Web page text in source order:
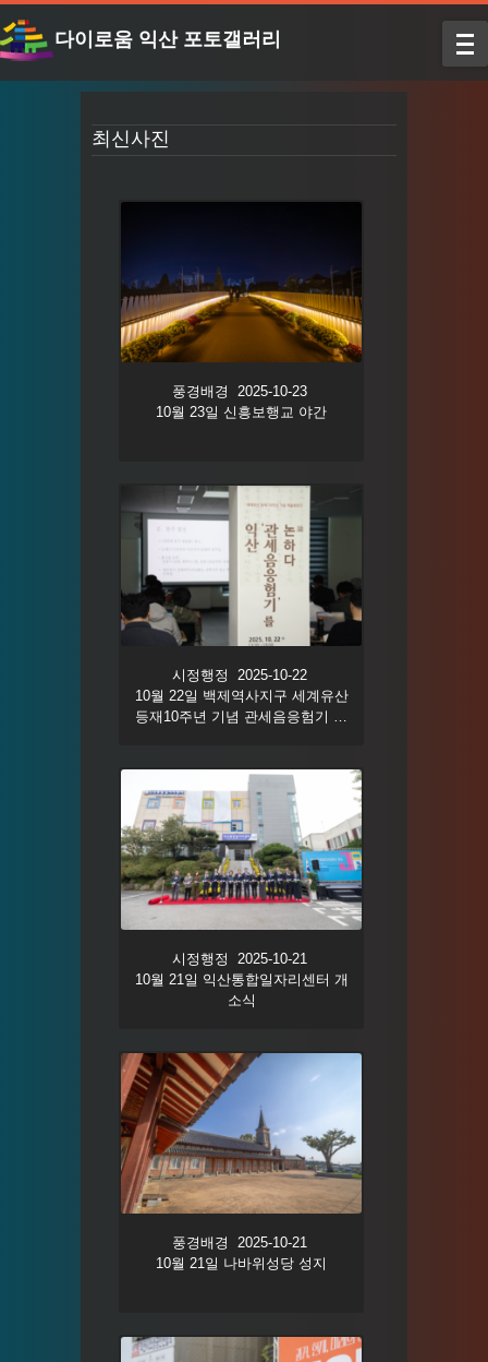
다이로움 익산 포토갤러리
최신사진
풍경배경 2025-10-23
10월 23일 신흥보행교 야간
시정행정 2025-10-22
10월 22일 백제역사지구 세계유산
등재10주년 기념 관세음응험기 학
시정행정 2025-10-21
10월 21일 익산통합일자리센터 개
소식
풍경배경 2025-10-21
10월 21일 나바위성당 성지